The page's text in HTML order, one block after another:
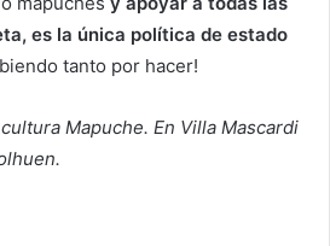
es la única política de estado
tanto por hacer!
Mapuche. En Villa Mascardi